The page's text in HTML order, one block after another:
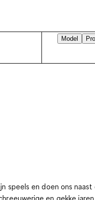
Model
speels en doen ons
en gekke